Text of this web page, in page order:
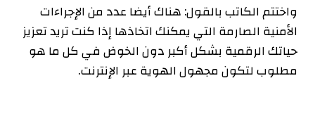
واختتم الكاتب بالقول: هناك أيضا عدد من الإجراءات
الأمنية الصارمة التي يمكنك اتخاذها إذا كنت تريد تعزيز
حياتك الرقمية بشكل أكبر دون الخوض في كل ما هو
مطلوب لتكون مجهول الهوية عبر الإنترنت.